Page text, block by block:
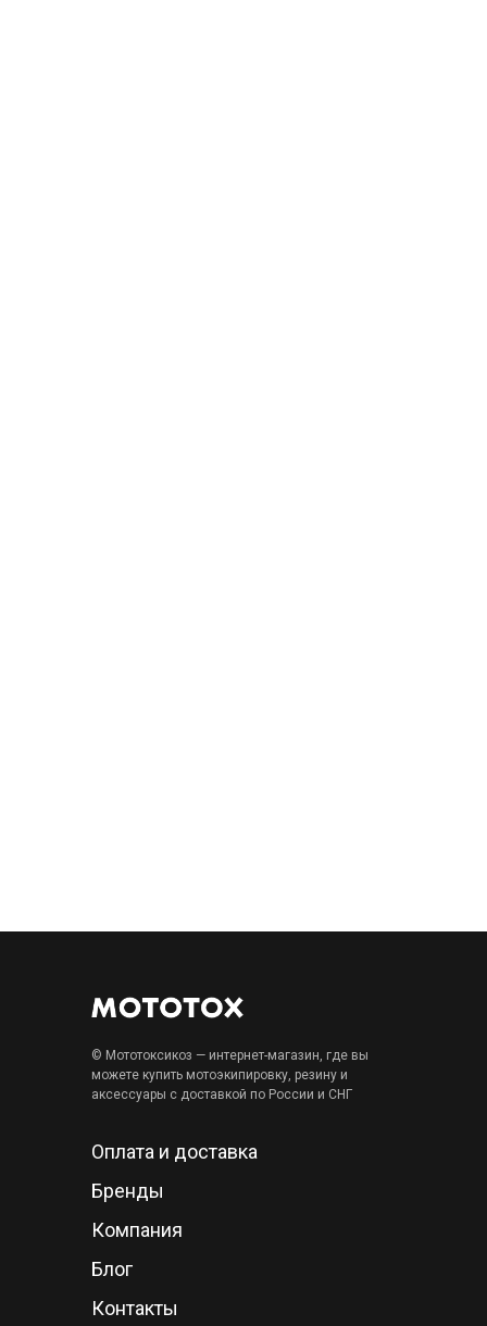
Оплата и доставка
Бренды
Компания
Блог
Контакты
© Мототоксикоз — интернет-магазин, где вы
можете купить мотоэкипировку, резину и
аксессуары с доставкой по России и СНГ